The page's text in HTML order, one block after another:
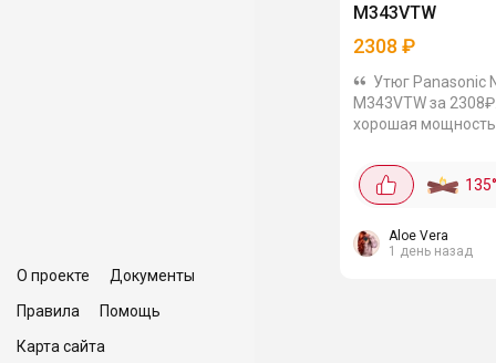
О проекте
Документы
Правила
Помощь
Карта сайта
M343VTW
2308 ₽
Утюг Panasonic
M343VTW за 2308₽. У
хорошая
паровой удар 135
вертикальное
вдруг кому
эта...
135°
Aloe Vera
1 день назад